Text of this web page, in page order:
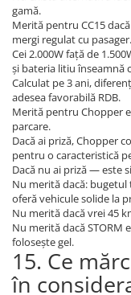
gamă.
Merită pentru CC15
mergi regulat cu pasager.
Cei 2.000W față de
și bateria litiu înseamnă
Calculat pe 3 ani,
adesea favorabilă RDB.
Merită pentru Chopper
parcare.
Dacă ai priză, Chopper
pentru o caracteristică
Dacă nu ai priză — este
Nu merită dacă:
oferă vehicule solide la
Nu merită dacă vrei 45
Nu merită dacă STORM
folosește gel.
15. Ce
în